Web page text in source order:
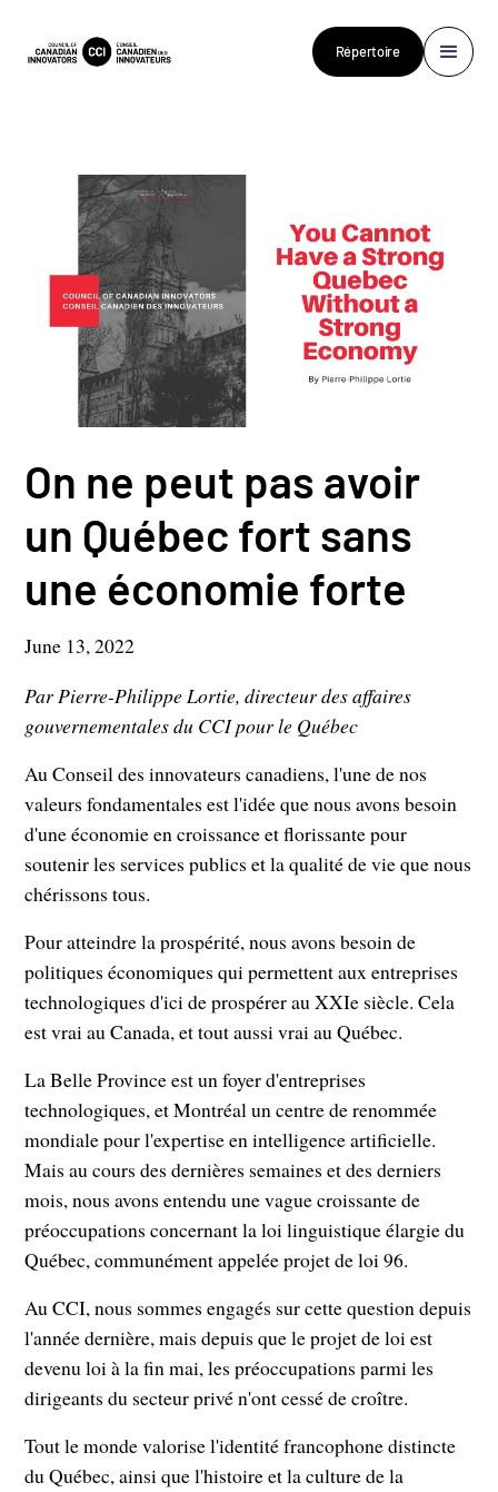
Répertoire
On ne peut pas avoir
un Québec fort sans
une économie forte
June 13, 2022
Par Pierre-Philippe Lortie, directeur des affaires
gouvernementales du CCI pour le Québec
Au Conseil des innovateurs canadiens, l'une de nos
valeurs fondamentales est l'idée que nous avons besoin
d'une économie en croissance et florissante pour
soutenir les services publics et la qualité de vie que nous
chérissons tous.
Pour atteindre la prospérité, nous avons besoin de
politiques économiques qui permettent aux entreprises
technologiques d'ici de prospérer au XXIe siècle. Cela
est vrai au Canada, et tout aussi vrai au Québec.
La Belle Province est un foyer d'entreprises
technologiques, et Montréal un centre de renommée
mondiale pour l'expertise en intelligence artificielle.
Mais au cours des dernières semaines et des derniers
mois, nous avons entendu une vague croissante de
préoccupations concernant la loi linguistique élargie du
Québec, communément appelée projet de loi 96.
Au CCI, nous sommes engagés sur cette question depuis
l'année dernière, mais depuis que le projet de loi est
devenu loi à la fin mai, les préoccupations parmi les
dirigeants du secteur privé n'ont cessé de croître.
Tout le monde valorise l'identité francophone distincte
du Québec, ainsi que l'histoire et la culture de la